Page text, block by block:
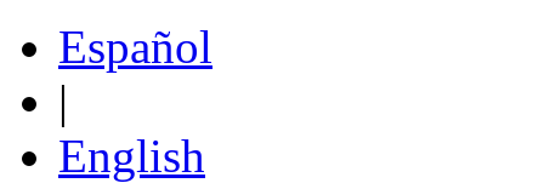
Español
|
English